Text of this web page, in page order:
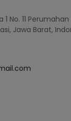
1 No. 11
Jawa Barat,